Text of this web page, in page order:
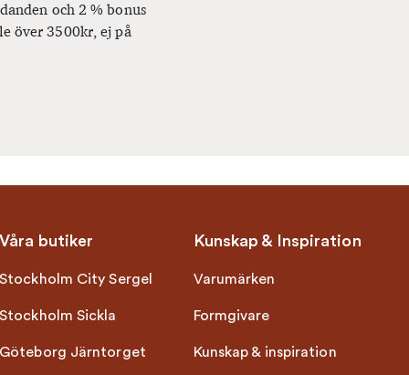
och 2 % bonus
över 3500kr, ej på
Våra butiker
Stockholm City Sergel
Stockholm Sickla
Göteborg Järntorget
Kunskap & Inspiration
Varumärken
Formgivare
Kunskap & inspiration